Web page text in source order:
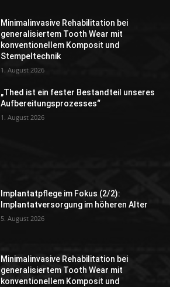
Minimalinvasive Rehabilitation bei
generalisiertem Tooth Wear mit
konventionellem Komposit und
Stempeltechnik
1. August 2026
„Thed ist ein fester Bestandteil unseres
Aufbereitungsprozesses“
1. August 2026
Implantatpflege im Fokus (2/2):
Implantatversorgung im höheren Alter
5. August 2026
Minimalinvasive Rehabilitation bei
generalisiertem Tooth Wear mit
konventionellem Komposit und